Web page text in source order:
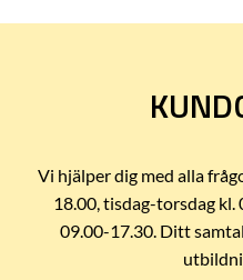
Vi hjälper dig med alla
18.00, tisdag-torsdag kl.
09.00-17.30. Ditt